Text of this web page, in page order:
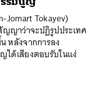
Jomart Tokayev)
ญาว่าจะปฏิรูปประเทศ
หลังจากการลง
ได้เสียงตอบรับในแง่